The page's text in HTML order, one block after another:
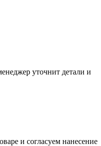
уточнит детали и
и согласуем нанесение